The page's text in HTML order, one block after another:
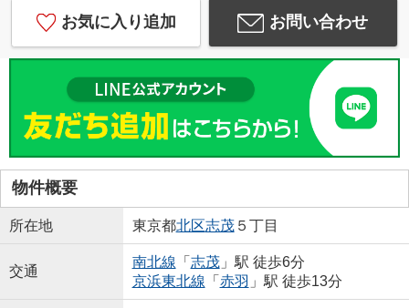
お気に入り追加 お問い合わせ
物件概要
所在地 東京都北区志茂５丁目
交通
南北線 「 志茂」駅 徒歩6分
京浜東北線 「 赤羽 」駅 徒歩13分